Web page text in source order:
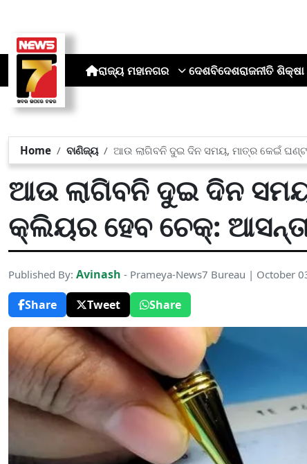
ରାଜ୍ୟ ମହାନଗର ଦେଶବିଦେଶରାଜନୀତି
Home ବାଣିଜ୍ୟ ଆଉ ଲାଗିବନି ଦୁଇ ଦିନ ସମୟ, ମାତ୍ର କେଇଁ
ଆଉ ଲାଗିବନି ଦୁଇ ଦିନ
କ୍ଲିୟର ହେବ ଚେକ୍:
Published By: Avinash - Prameya-News7 Bureau | October
Share
Tweet Share